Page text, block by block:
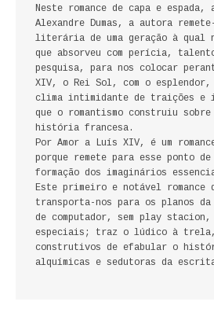
COLEÇÃO PONTO E VÍRGULA
HISTÓRIA
HISTÓRIA DE PORTUGAL
PRÉ-HISTÓRIA
LITERATURA
BIOGRAFIA
FICÇÃO E ROMANCE
LABIRINTOS DE EROS
Neste romance de capa e
Alexandre Dumas, a autora
literária de uma geração à qual
que absorveu com perícia,
pesquisa, para nos colocar
XIV, o Rei Sol, com o
clima intimidante de traições e
que o romantismo construiu
história francesa.
Por Amor a Luís XIV, é um
porque remete para esse ponto
formação dos imaginários
Este primeiro e notável romance
transporta-nos para os planos da
de computador, sem play
especiais; traz o lúdico à trela,
construtivos de efabular o
alquímicas e sedutoras da